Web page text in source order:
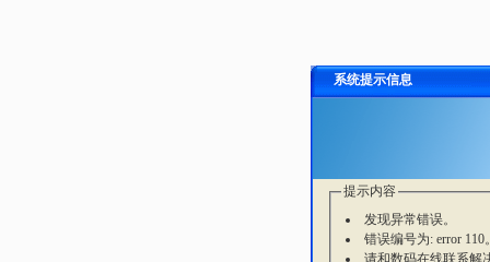
系统提示信息
提示内容
发现异常错误。
错误编号为: error 110
请和数码在线联系解